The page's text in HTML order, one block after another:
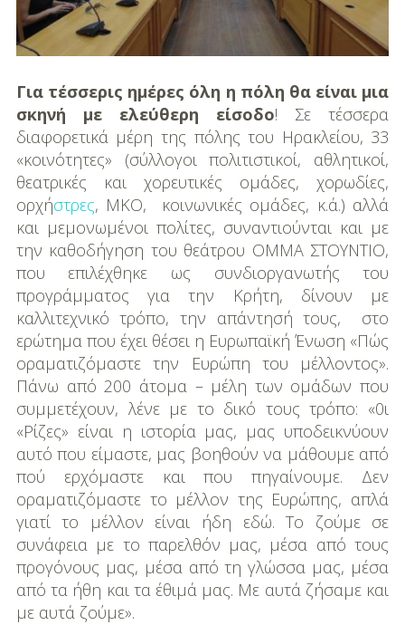
Για τέσσερις ημέρες όλη η πόλη θα είναι μια
σκηνή με ελεύθερη είσοδο! Σε τέσσερα
διαφορετικά μέρη της πόλης του Ηρακλείου, 33
«κοινότητες» (σύλλογοι πολιτιστικοί, αθλητικοί,
θεατρικές και χορευτικές ομάδες, χορωδίες,
ορχήστρες, ΜΚΟ, κοινωνικές ομάδες, κ.ά.) αλλά
και μεμονωμένοι πολίτες, συναντιούνται και με
την καθοδήγηση του θεάτρου ΟΜΜΑ ΣΤΟΥΝΤΙΟ,
που επιλέχθηκε ως συνδιοργανωτής του
προγράμματος για την Κρήτη, δίνουν με
καλλιτεχνικό τρόπο, την απάντησή τους, στο
ερώτημα που έχει θέσει η Ευρωπαϊκή Ένωση «Πώς
οραματιζόμαστε την Ευρώπη του μέλλοντος».
Πάνω από 200 άτομα – μέλη των ομάδων που
συμμετέχουν, λένε με το δικό τους τρόπο: «0ι
«Ρίζες» είναι η ιστορία μας, μας υποδεικνύουν
αυτό που είμαστε, μας βοηθούν να μάθουμε από
πού ερχόμαστε και που πηγαίνουμε. Δεν
οραματιζόμαστε το μέλλον της Ευρώπης, απλά
γιατί το μέλλον είναι ήδη εδώ. Το ζούμε σε
συνάφεια με το παρελθόν μας, μέσα από τους
προγόνους μας, μέσα από τη γλώσσα μας, μέσα
από τα ήθη και τα έθιμά μας. Με αυτά ζήσαμε και
με αυτά ζούμε».